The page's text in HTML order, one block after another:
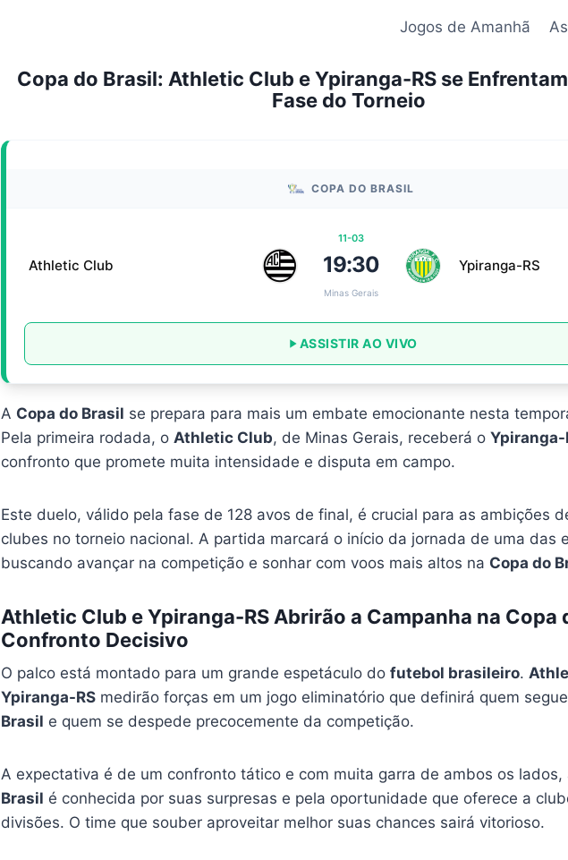
Jogos de Amanhã
Copa do Brasil: Athletic Club e Ypiranga-RS se
Fase do Torneio
COPA DO BRASIL
Athletic Club
11-03
19:30
Minas Gerais
Ypiranga-RS
ASSISTIR AO VIVO
A Copa do Brasil se prepara para mais um embate emocionante nesta
Pela primeira rodada, o Athletic Club, de Minas Gerais, receberá o Ypiranga-
confronto que promete muita intensidade e disputa em campo.
Este duelo, válido pela fase de 128 avos de final, é crucial para as ambições
clubes no torneio nacional. A partida marcará o início da jornada de uma das
buscando avançar na competição e sonhar com voos mais altos na Copa do
Athletic Club e Ypiranga-RS Abrirão a Campanha na Copa
Confronto Decisivo
O palco está montado para um grande espetáculo do futebol brasileiro.
Ypiranga-RSmedirão forças em um jogo eliminatório que definirá quem
Brasil e quem se despede precocemente da competição.
A expectativa é de um confronto tático e com muita garra de ambos os lados,
Brasil é conhecida por suas surpresas e pela oportunidade que oferece a
divisões. O time que souber aproveitar melhor suas chances sairá vitorioso.